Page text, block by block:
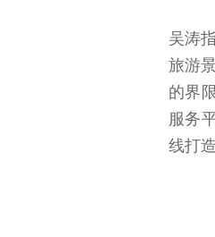
吴涛
旅游
的界
服务
线打